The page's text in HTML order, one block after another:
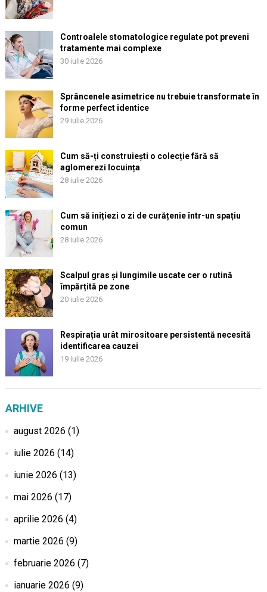
Controalele stomatologice regulate pot preveni
tratamente mai complexe
30 iulie 2026
Sprâncenele asimetrice nu trebuie transformate în
forme perfect identice
29 iulie 2026
Cum să-ți construiești o colecție fără să
aglomerezi locuința
28 iulie 2026
Cum să inițiezi o zi de curățenie într-un spațiu
comun
28 iulie 2026
Scalpul gras și lungimile uscate cer o rutină
împărțită pe zone
20 iulie 2026
Respirația urât mirositoare persistentă necesită
identificarea cauzei
19 iulie 2026
ARHIVE
august 2026 (1)
iulie 2026 (14)
iunie 2026 (13)
mai 2026 (17)
aprilie 2026 (4)
martie 2026 (9)
februarie 2026 (7)
ianuarie 2026 (9)